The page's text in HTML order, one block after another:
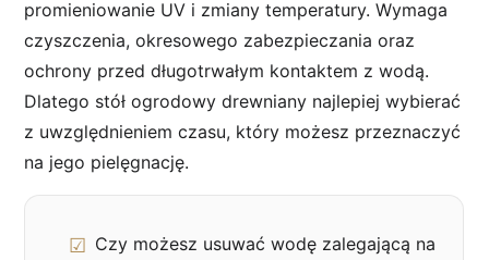
promieniowanie UV i zmiany temperatury. Wymaga
czyszczenia, okresowego zabezpieczania oraz
ochrony przed długotrwałym kontaktem z wodą.
Dlatego stół ogrodowy drewniany najlepiej wybierać
z uwzględnieniem czasu, który możesz przeznaczyć
na jego pielęgnację.
Czy możesz usuwać wodę zalegającą na